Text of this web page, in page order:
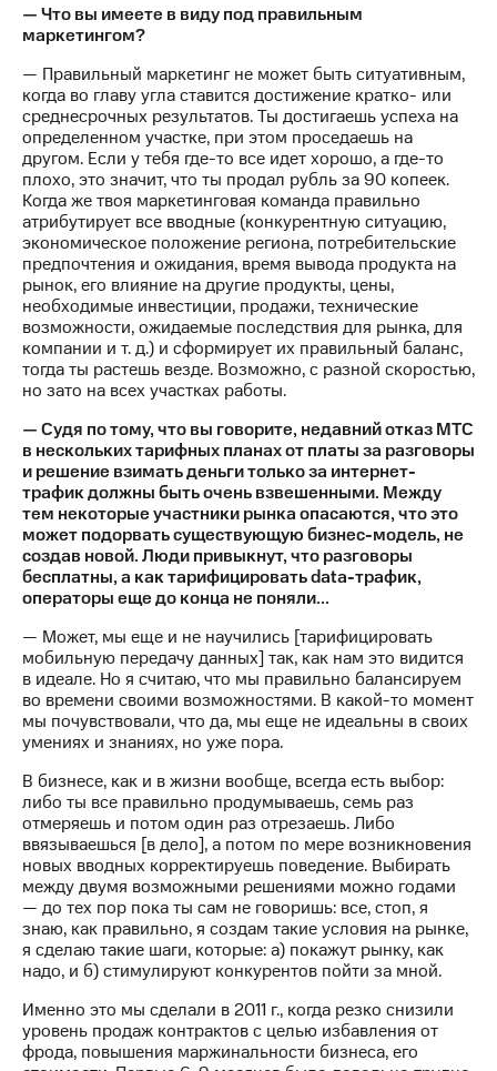
— Что вы имеете в виду под правильным
маркетингом?
— Правильный маркетинг не может быть ситуативным,
когда во главу угла ставится достижение кратко- или
среднесрочных результатов. Ты достигаешь успеха на
определенном участке, при этом проседаешь на
другом. Если у тебя где-то все идет хорошо, а где-то
плохо, это значит, что ты продал рубль за 90 копеек.
Когда же твоя маркетинговая команда правильно
атрибутирует все вводные (конкурентную ситуацию,
экономическое положение региона, потребительские
предпочтения и ожидания, время вывода продукта на
рынок, его влияние на другие продукты, цены,
необходимые инвестиции, продажи, технические
возможности, ожидаемые последствия для рынка, для
компании и т. д.) и сформирует их правильный баланс,
тогда ты растешь везде. Возможно, с разной скоростью,
но зато на всех участках работы.
— Судя по тому, что вы говорите, недавний отказ МТС
в нескольких тарифных планах от платы за разговоры
и решение взимать деньги только за интернет-
трафик должны быть очень взвешенными. Между
тем некоторые участники рынка опасаются, что это
может подорвать существующую бизнес-модель, не
создав новой. Люди привыкнут, что разговоры
бесплатны, а как тарифицировать data-трафик,
операторы еще до конца не поняли...
— Может, мы еще и не научились [тарифицировать
мобильную передачу данных] так, как нам это видится
в идеале. Но я считаю, что мы правильно балансируем
во времени своими возможностями. В какой-то момент
мы почувствовали, что да, мы еще не идеальны в своих
умениях и знаниях, но уже пора.
В бизнесе, как и в жизни вообще, всегда есть выбор:
либо ты все правильно продумываешь, семь раз
отмеряешь и потом один раз отрезаешь. Либо
ввязываешься [в дело], а потом по мере возникновения
новых вводных корректируешь поведение. Выбирать
между двумя возможными решениями можно годами
— до тех пор пока ты сам не говоришь: все, стоп, я
знаю, как правильно, я создам такие условия на рынке,
я сделаю такие шаги, которые: а) покажут рынку, как
надо, и б) стимулируют конкурентов пойти за мной.
Именно это мы сделали в 2011 г., когда резко снизили
уровень продаж контрактов с целью избавления от
фрода, повышения маржинальности бизнеса, его